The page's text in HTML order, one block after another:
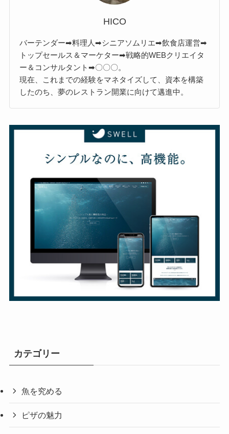
HICO
バーテンダー➡料理人➡シニアソムリエ➡飲食店運営➡
トップセールス＆マーケター➡戦略的WEBクリエイタ
ー＆コンサルタント➡〇〇〇。
現在、これまでの経験をマネタイズして、資本を構築
したのち、夢のレストラン開業に向けて邁進中。
カテゴリー
魚を究める
ピザの魅力